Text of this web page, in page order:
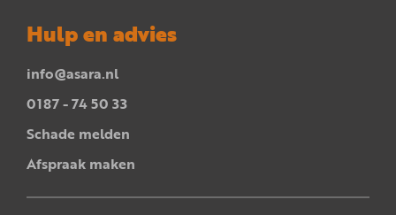
Hulp en advies
info@asara.nl
0187 - 74 50 33
Schade melden
Afspraak maken